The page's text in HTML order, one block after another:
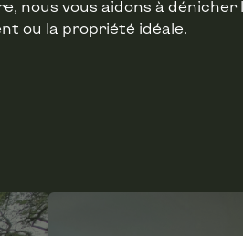
nous vous aidons à dénicher
ou la propriété idéale.